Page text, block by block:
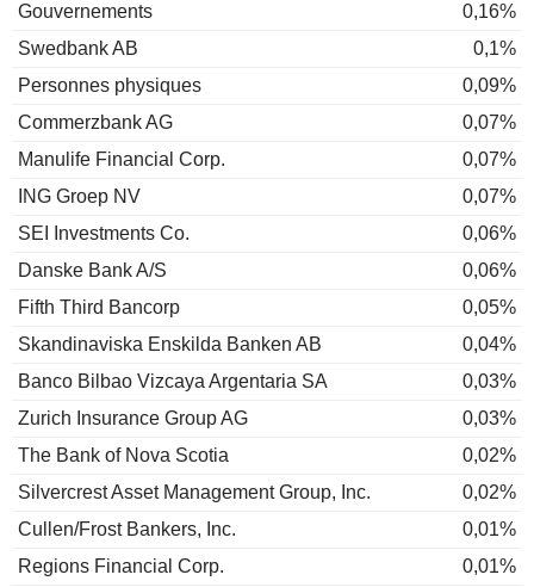
Gouvernements
0,16%
Swedbank AB
0,1%
Personnes physiques
0,09%
Commerzbank AG
0,07%
Manulife Financial Corp.
0,07%
ING Groep NV
0,07%
SEI Investments Co.
0,06%
Danske Bank A/S
0,06%
Fifth Third Bancorp
0,05%
Skandinaviska Enskilda Banken AB
0,04%
Banco Bilbao Vizcaya Argentaria SA
0,03%
Zurich Insurance Group AG
0,03%
The Bank of Nova Scotia
0,02%
Silvercrest Asset Management Group, Inc.
0,02%
Cullen/Frost Bankers, Inc.
0,01%
Regions Financial Corp.
0,01%